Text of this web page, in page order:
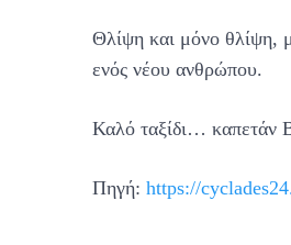
Θλίψη και μόνο θλίψη,
ενός νέου ανθρώπου.
Καλό ταξίδι… καπετάν
Πηγή: https://